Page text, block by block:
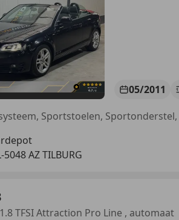
05/2011
5048 AZ TILBURG
TFSI Attraction Pro Line , automaat